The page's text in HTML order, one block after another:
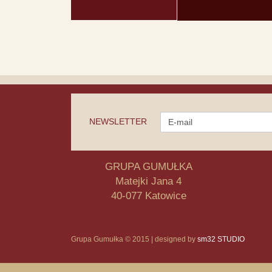
NEWSLETTER
GRUPA GUMUŁKA
Matejki Jana 4
40-077 Katowice
Grupa Gumułka © 2015 | designed by sm32 STUDIO